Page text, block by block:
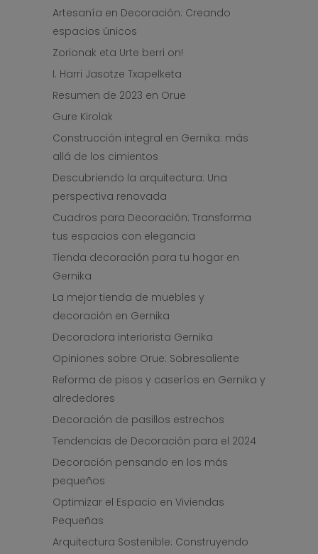
Artesanía en Decoración: Creando
espacios únicos
Zorionak eta Urte berri on!
I. Harri Jasotze Txapelketa
Resumen de 2023 en Orue
Gure Kirolak
Construcción integral en Gernika: más
allá de los cimientos
Descubriendo la arquitectura: Una
perspectiva renovada
Cuadros para Decoración: Transforma
tus espacios con elegancia
Tienda decoración para tu hogar en
Gernika
La mejor tienda de muebles y
decoración en Gernika
Decoradora interiorista Gernika
Opiniones sobre Orue: Sobresaliente
Reforma de pisos y caseríos en Gernika y
alrededores
Decoración de pasillos estrechos
Tendencias de Decoración para el 2024
Decoración pensando en los más
pequeños
Optimizar el Espacio en Viviendas
Pequeñas
Arquitectura Sostenible: Construyendo